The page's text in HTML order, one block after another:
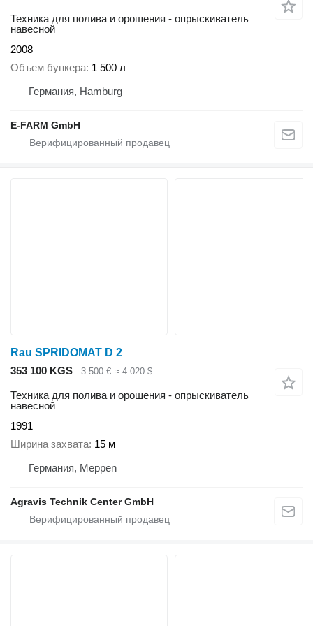
Техника для полива и орошения - опрыскиватель
навесной
2008
Объем бункера 1 500 л
Германия, Hamburg
E-FARM GmbH
Rau SPRIDOMAT D 2
353 100 KGS
3 500 € ≈ 4 020 $
Техника для полива и орошения - опрыскиватель
навесной
1991
Ширина захвата 15 м
Германия, Meppen
Agravis Technik Center GmbH